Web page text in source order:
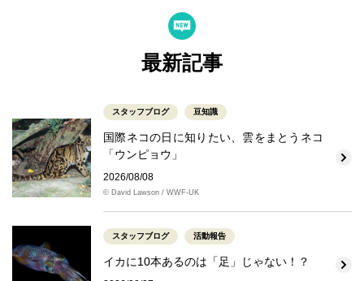
最新記事
スタッフブログ 豆知識
国際ネコの日に知りたい、雲をまとうネコ
「ウンピョウ」
2026/08/08
© David Lawson / WWF-UK
スタッフブログ 活動報告
イカに10本あるのは「足」じゃない！？